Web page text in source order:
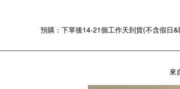
預購：下單後14-21個工作天到貨(不含假日
來